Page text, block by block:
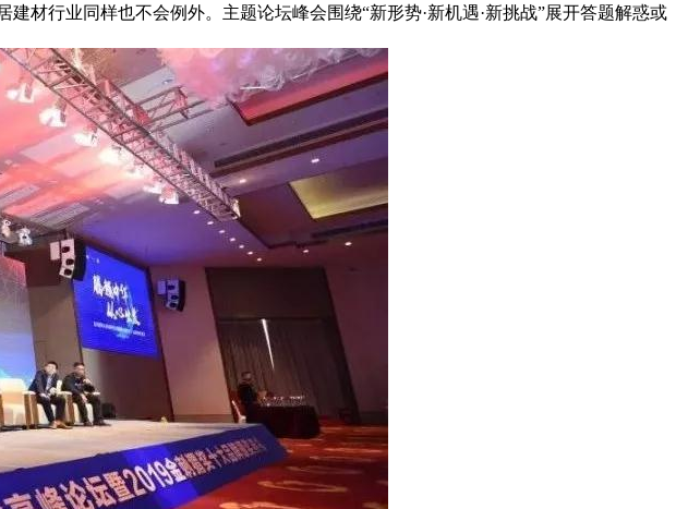
材行业同样也不会例外。主题论坛峰会围绕“新形势·新机遇·新挑战”展开答题解惑或